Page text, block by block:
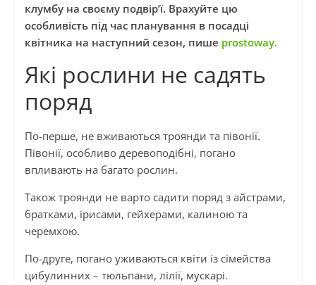
клумбу на своєму подвір’ї. Врахуйте цю
особливість під час планування в посадці
квітника на наступний сезон, пише prostoway.
Які рослини не садять
поряд
По-перше, не вживаються троянди та півонії.
Півонії, особливо деревоподібні, погано
впливають на багато рослин.
Також троянди не варто садити поряд з айстрами,
братками, ірисами, гейхерами, калиною та
черемхою.
По-друге, погано уживаються квіти із сімейства
цибулинних – тюльпани, лілії, мускарі.